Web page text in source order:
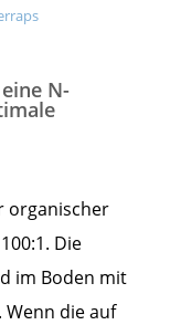
N-
organischer
Die
im Boden mit
die auf